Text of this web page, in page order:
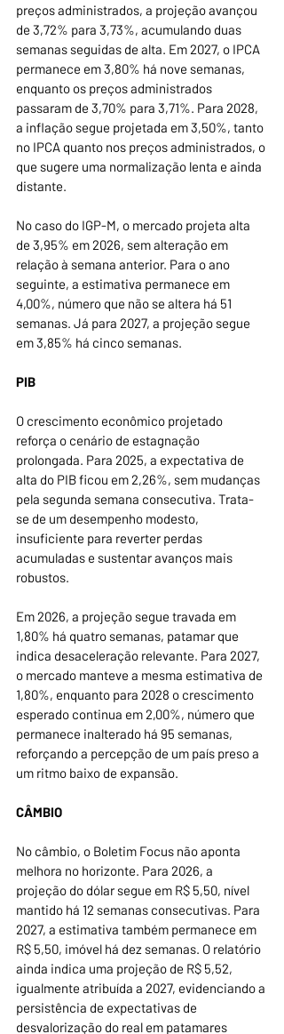
preços administrados, a projeção avançou
de 3,72% para 3,73%, acumulando duas
semanas seguidas de alta. Em 2027, o IPCA
permanece em 3,80% há nove semanas,
enquanto os preços administrados
passaram de 3,70% para 3,71%. Para 2028,
a inflação segue projetada em 3,50%, tanto
no IPCA quanto nos preços administrados, o
que sugere uma normalização lenta e ainda
distante.
No caso do IGP-M, o mercado projeta alta
de 3,95% em 2026, sem alteração em
relação à semana anterior. Para o ano
seguinte, a estimativa permanece em
4,00%, número que não se altera há 51
semanas. Já para 2027, a projeção segue
em 3,85% há cinco semanas.
PIB
O crescimento econômico projetado
reforça o cenário de estagnação
prolongada. Para 2025, a expectativa de
alta do PIB ficou em 2,26%, sem mudanças
pela segunda semana consecutiva. Trata-
se de um desempenho modesto,
insuficiente para reverter perdas
acumuladas e sustentar avanços mais
robustos.
Em 2026, a projeção segue travada em
1,80% há quatro semanas, patamar que
indica desaceleração relevante. Para 2027,
o mercado manteve a mesma estimativa de
1,80%, enquanto para 2028 o crescimento
esperado continua em 2,00%, número que
permanece inalterado há 95 semanas,
reforçando a percepção de um país preso a
um ritmo baixo de expansão.
CÂMBIO
No câmbio, o Boletim Focus não aponta
melhora no horizonte. Para 2026, a
projeção do dólar segue em R$ 5,50, nível
mantido há 12 semanas consecutivas. Para
2027, a estimativa também permanece em
R$ 5,50, imóvel há dez semanas. O relatório
ainda indica uma projeção de R$ 5,52,
igualmente atribuída a 2027, evidenciando a
persistência de expectativas de
desvalorização do real em patamares